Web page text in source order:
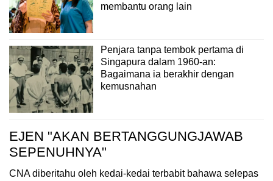
membantu orang lain
Penjara tanpa tembok pertama di
Singapura dalam 1960-an:
Bagaimana ia berakhir dengan
kemusnahan
EJEN "AKAN BERTANGGUNGJAWAB
SEPENUHNYA"
CNA diberitahu oleh kedai-kedai terbabit bahawa selepas